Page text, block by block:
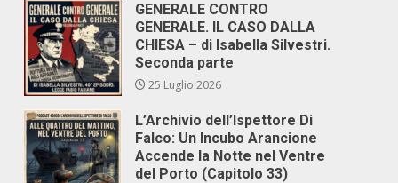
GENERALE CONTRO
GENERALE. IL CASO DALLA
CHIESA – di Isabella Silvestri.
Seconda parte
25 Luglio 2026
L’Archivio dell’Ispettore Di
Falco: Un Incubo Arancione
Accende la Notte nel Ventre
del Porto (Capitolo 33)